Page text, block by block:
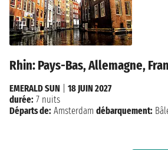
Rhin: Pays-Bas, Allemagne,
EMERALD SUN
18 JUIN 2027
durée: 7 nuits
Départs de: Amsterdam débarquement: